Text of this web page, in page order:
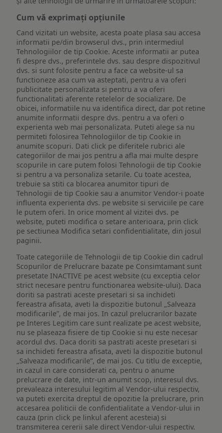
Cum vă exprimați opțiunile
Cand vizitati un website, acesta poate plasa sau accesa
informatii pe/din browserul dvs., prin intermediul
Tehnologiilor de tip Cookie. Aceste informatii ar putea
fi despre dvs., preferintele dvs. sau despre dispozitivul
dvs. si sunt folosite pentru a face ca website-ul sa
functioneze asa cum va asteptati, pentru a va oferi
publicitate personalizata si pentru a va oferi
functionalitati aferente retelelor de socializare. De
obicei, informatiile nu va identifica direct, dar pot retine
anumite informatii despre dvs. pentru a va oferi o
experienta web mai personalizata. Puteti alege sa nu
permiteti folosirea Tehnologiilor de tip Cookie in
anumite scopuri. Dati click pe diferitele rubrici ale
categoriilor de mai jos pentru a afla mai multe despre
scopurile in care putem folosi Tehnologii de tip Cookie
si pentru a va personaliza setarile. Cu toate acestea,
trebuie sa stiti ca blocarea anumitor tipuri de
Tehnologii de tip Cookie sau a anumitor Vendor-i poate
influenta experienta dvs. pe website si serviciile pe care
le putem oferi. In orice moment al vizitei dvs. pe
website, puteti modifica o setare anterioara, prin click
pe sectiunea Modifica setari confidentialitate, din josul
paginii.
Toate categoriile de Tehnologii de tip Cookie din cadrul
Scopurilor de Prelucrare bazate pe Consimtamant sunt
presetate INACTIVE pe acest website (cu exceptia celor
strict necesare pentru functionarea website-ului). Daca
doriti sa pastrati aceste presetari si sa inchideti
fereastra afisata, aveti la dispozitie butonul „Salveaza
modificarile”, de mai jos. In cazul prelucrarilor bazate
pe Interes Legitim care sunt realizate pe acest website,
nu se plaseaza fisiere de tip Cookie si nu este necesar
acordul dvs. Daca doriti sa pastrati aceste presetari si
sa inchideti fereastra afisata, aveti la dispozitie butonul
„Salveaza modificarile”, de mai jos. Cu titlu de exceptie,
in cazul in care considerati ca, pentru o anume
prelucrare de date, intr-un anumit scop, interesul dvs.
prevaleaza interesului legitim al Vendor-ului respectiv,
va puteti exercita dreptul de opozitie la prelucrare, prin
accesarea politicii de confidentialitate a Vendor-ului in
cauza (prin click pe linkul aferent acesteia) si
transmiterea cererii sale direct Vendor-ului respectiv.